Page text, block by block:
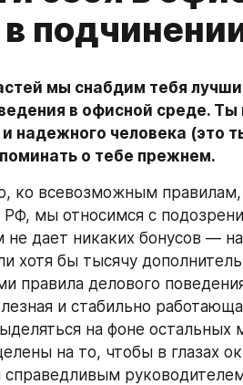
мы снабдим тебя
в офисной среде. Ты
и надежного человека (это
о тебе прежнем.
ко всевозможным
РФ, мы относимся с
не дает никаких бонусов —
хотя бы тысячу
правила делового
и стабильно
на фоне
на то, чтобы в глазах
справедливым